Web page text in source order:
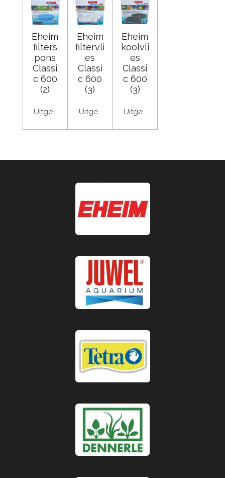
Eheim
filters
pons
Classi
c 600
(2)
Uitgeschakeld
Eheim
filtervli
es
Classi
c 600
(3)
Uitgeschakeld
Eheim
koolvli
es
Classi
c 600
(3)
Uitgeschakeld